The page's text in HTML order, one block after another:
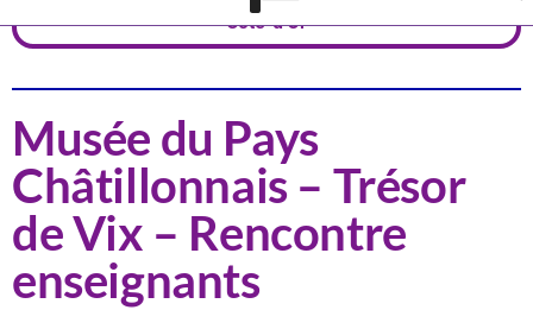
Côte-d'Or
Musée du Pays
Châtillonnais – Trésor
de Vix – Rencontre
enseignants